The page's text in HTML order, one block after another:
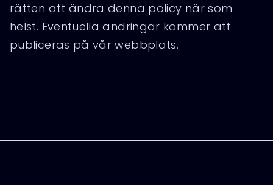
rätten att ändra denna policy när som
helst. Eventuella ändringar kommer att
publiceras på vår webbplats.